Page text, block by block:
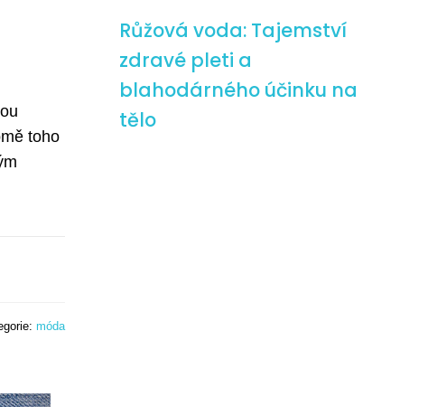
toho
móda
Růžová voda: Tajemství
zdravé pleti a
blahodárného účinku na
tělo